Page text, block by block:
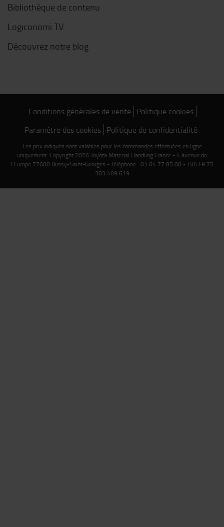
Bibliothèque de contenu
Logiconomi TV
Découvrez notre blog
Conditions générales de vente Politique cookies
Paramètre des cookies Politique de confidentialité
Les prix indiqués sont valables pour les commandes effectuées en ligne
uniquement. Copyright 2026 Toyota Material Handling France - 4 avenue de
l'Europe 77600 Bussy-Saint-Georges - Téléphone : 01 64 77 85 00 - TVA FR 75
303 409 619